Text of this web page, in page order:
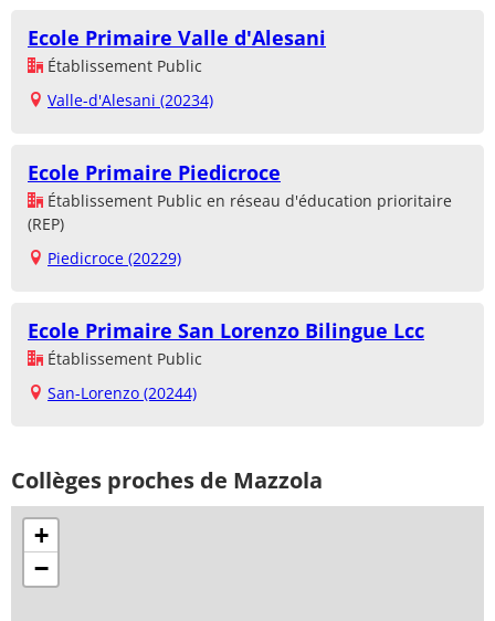
Ecole Primaire Valle d'Alesani
Établissement Public
Valle-d'Alesani (20234)
Ecole Primaire Piedicroce
Établissement Public en réseau d'éducation prioritaire
(REP)
Piedicroce (20229)
Ecole Primaire San Lorenzo Bilingue Lcc
Établissement Public
San-Lorenzo (20244)
Collèges proches de Mazzola
+
−